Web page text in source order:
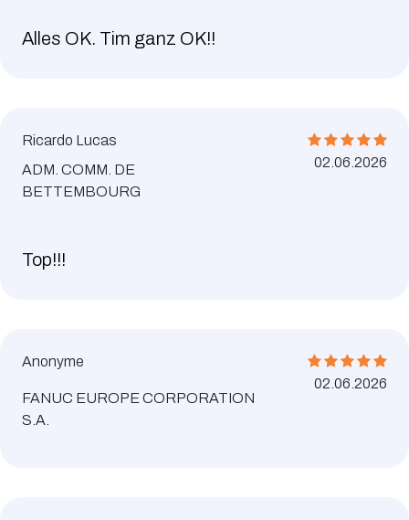
Alles OK. Tim ganz OK!!
Ricardo Lucas
ADM. COMM. DE
BETTEMBOURG
02.06.2026
Top!!!
Anonyme
FANUC EUROPE CORPORATION
S.A.
02.06.2026